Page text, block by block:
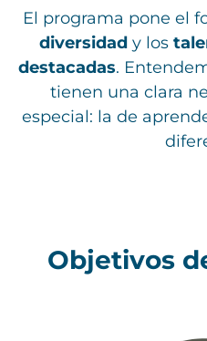
El programa pone el
diversidady los
destacadas.
tienen una clara
especial: la de
Objetivos